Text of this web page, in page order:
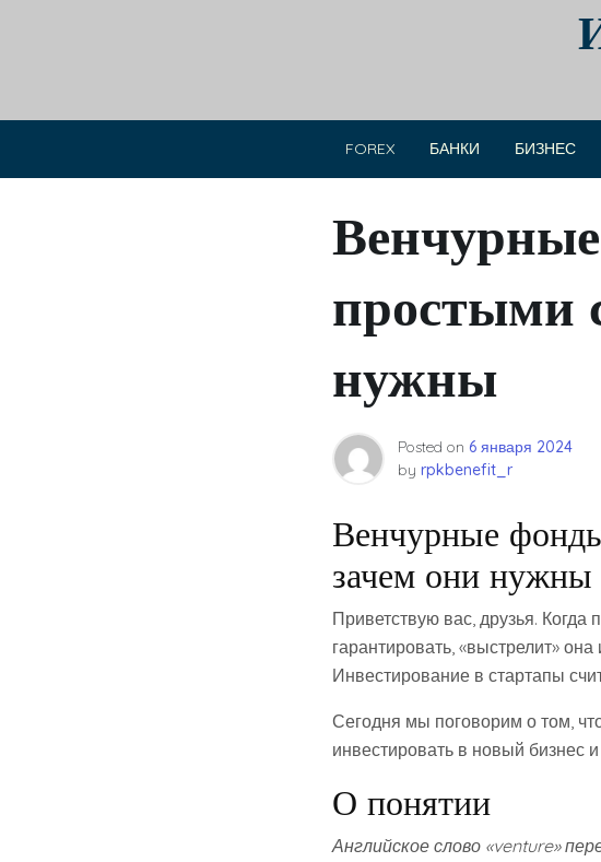
FOREX БАНКИ БИЗНЕС
простыми
нужны
Posted on 6 января 2024
by rpkbenefit_r
Венчурные
зачем они нужны
Приветствую вас, друзья. Когда
гарантировать, «выстрелит»
Инвестирование в стартапы
Сегодня мы поговорим о том,
инвестировать в новый бизнес
О понятии
Английское слово «venture»